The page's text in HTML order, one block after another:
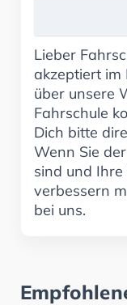
Lieber
akzeptiert im
über unsere
Fahrschule
Dich bitte
Wenn Sie
sind und
verbessern
bei uns.